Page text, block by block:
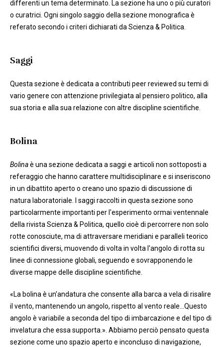
differenti un tema determinato. La sezione ha uno o più curatori
o curatrici. Ogni singolo saggio della sezione monografica è
referato secondo i criteri dichiarati da Scienza & Politica.
Saggi
Questa sezione è dedicata a contributi peer reviewed su temi di
vario genere con attenzione privilegiata al pensiero politico, alla
sua storia e alla sua relazione con altre discipline scientifiche.
Bolina
Bolinaè una sezione dedicata a saggi e articoli non sottoposti a
referaggio che hanno carattere multidisciplinare e si inseriscono
in un dibattito aperto o creano uno spazio di discussione di
natura laboratoriale. I saggi raccolti in questa sezione sono
particolarmente importanti per l'esperimento ormai ventennale
della rivista Scienza & Politica, quello cioè di percorrere non solo
rotte conosciute, ma di attraversare meridiani e paralleli teorico
scientifici diversi, muovendo di volta in volta l'angolo di rotta su
linee di connessione globali, seguendo e sovrapponendo le
diverse mappe delle discipline scientifiche.
«La bolina è un'andatura che consente alla barca a vela di risalire
il vento, mantenendo un angolo, rispetto al vento reale...Questo
angolo è variabile a seconda del tipo di imbarcazione e del tipo di
invelatura che essa supporta.». Abbiamo perciò pensato questa
sezione come uno spazio aperto e inconcluso di navigazione,